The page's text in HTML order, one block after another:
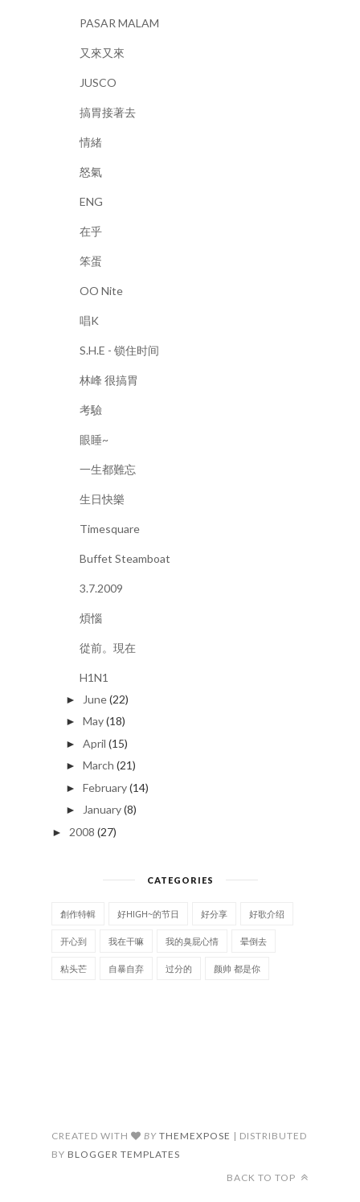
PASAR MALAM
又來又來
JUSCO
搞胃接著去
情緒
怒氣
ENG
在乎
笨蛋
OO Nite
唱K
S.H.E - 锁住时间
林峰 很搞胃
考驗
眼睡~
一生都難忘
生日快樂
Timesquare
Buffet Steamboat
3.7.2009
煩惱
從前。現在
H1N1
► June(22)
► May(18)
► April (15)
► March (21)
► February(14)
► January(8)
► 2008 (27)
CATEGORIES
創作特輯 好HIGH~的节日 好分享 好歌介绍
开心到 我在干嘛 我的臭屁心情 晕倒去
粘头芒 自暴自弃 过分的 颜帅 都是你
CREATED WITH BY THEMEXPOSE | DISTRIBUTED
BY BLOGGER TEMPLATES
BACK TO TOP